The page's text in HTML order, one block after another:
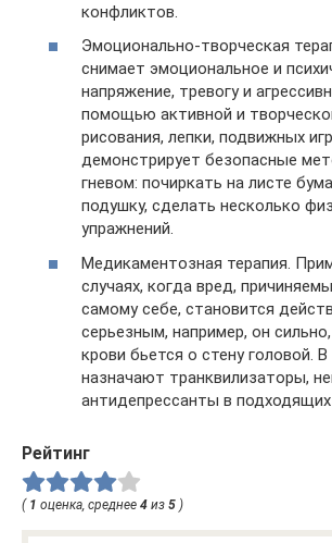
конфликтов.
Эмоционально-творческая
снимает эмоциональное и
напряжение, тревогу и
помощью активной и
рисования, лепки, подвижных
демонстрирует безопасные
гневом: почиркать на листе
подушку, сделать несколько
упражнений.
Медикаментозная терапия.
случаях, когда вред,
самому себе, становится
серьезным, например, он
крови бьется о стену головой.
назначают транквилизаторы,
антидепрессанты в
Рейтинг
( 1 оценка, среднее 4 из 5 )